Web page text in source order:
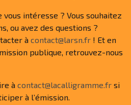
vous intéresse ? Vous souhaitez
ou avez des questions ?
à contact@larsn.fr ! Et en
publique, retrouvez-nous
à contact@lacalligramme.fr si
à l’émission.